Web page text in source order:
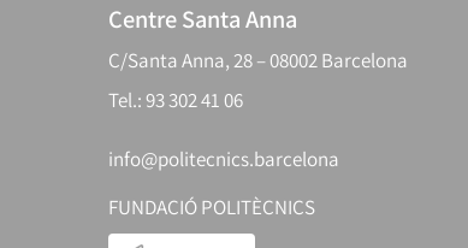
Centre Santa Anna
C/Santa Anna, 28 – 08002 Barcelona
Tel.: 93 302 41 06
info@politecnics.barcelona
FUNDACIÓ POLITÈCNICS